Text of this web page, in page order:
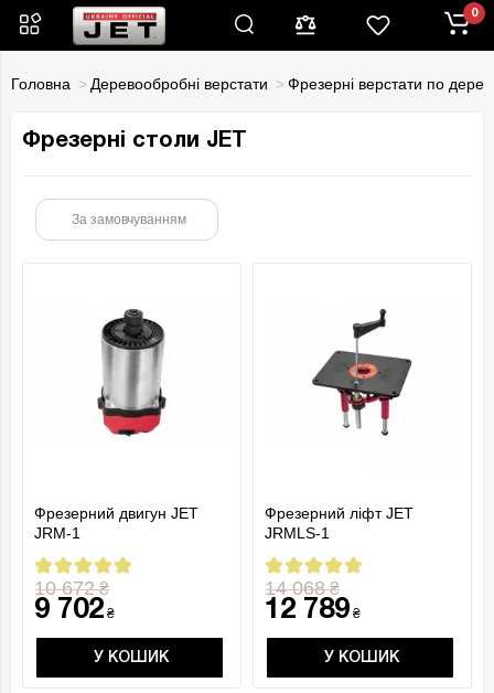
0
Головна Деревообробні верстати Фрезерні верстати по
Фрезерні столи JET
За замовчуванням
Фрезерний двигун JET
JRM-1
10 672₴
9 702 ₴
У КОШИК
Фрезерний ліфт JET
JRMLS-1
14 068₴
12 789 ₴
У КОШИК